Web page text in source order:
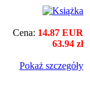
Cena: 14.87 EUR
63.94 zł
Pokaż szczegόły